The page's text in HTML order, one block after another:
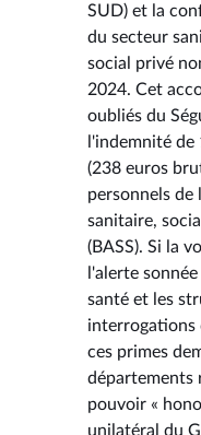
SUD) et la
du secteur
social privé
2024. Cet
oubliés du
l'indemnité de
(238 euros
personnels de
sanitaire,
(BASS). Si la
l'alerte
santé et les
interrogations
ces primes
départements
pouvoir «
unilatéral du